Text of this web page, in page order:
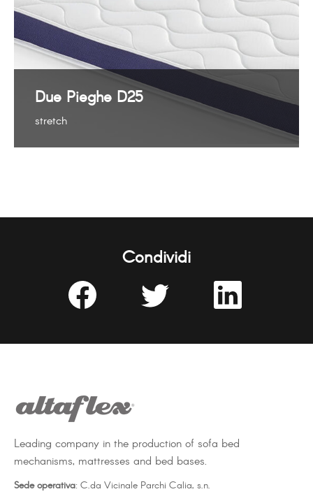
Due Pieghe D25
stretch
Condividi
Share
Facebook
Share
Twitter
Share
LinkedIn
Leading company in the production of sofa bed
mechanisms, mattresses and bed bases.
Sede operativa: C.da Vicinale Parchi Calia, s.n.